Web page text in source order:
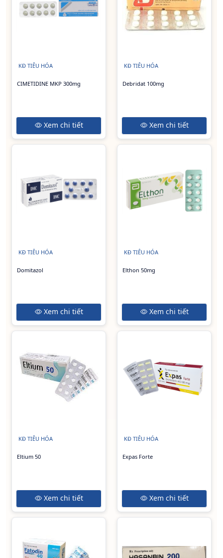
KĐ TIÊU HÓA
CIMETIDINE MKP 300mg
Xem chi tiết
KĐ TIÊU HÓA
Debridat 100mg
Xem chi tiết
KĐ TIÊU HÓA
Domitazol
Xem chi tiết
KĐ TIÊU HÓA
Elthon 50mg
Xem chi tiết
KĐ TIÊU HÓA
Eltium 50
Xem chi tiết
KĐ TIÊU HÓA
Expas Forte
Xem chi tiết